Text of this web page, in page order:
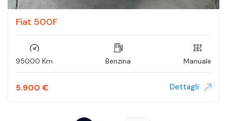
Fiat 500F
95000 Km Benzina Manuale
5.900 € Dettagli